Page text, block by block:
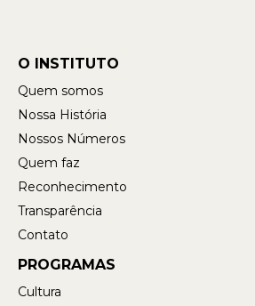
O INSTITUTO
Quem somos
Nossa História
Nossos Números
Quem faz
Reconhecimento
Transparência
Contato
PROGRAMAS
Cultura